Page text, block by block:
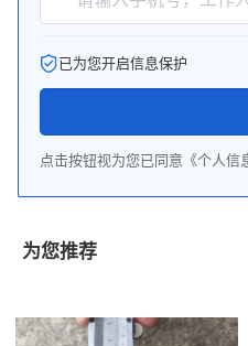
已为您开启信息保护
点击按钮视为您已同意《个人信
为您推荐